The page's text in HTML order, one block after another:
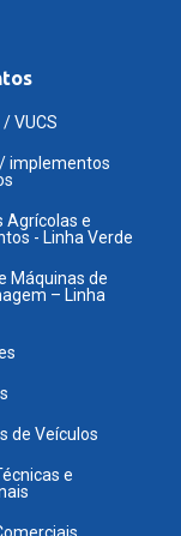
VUCS
implementos
Agrícolas e
- Linha Verde
Máquinas de
– Linha
de Veículos
e